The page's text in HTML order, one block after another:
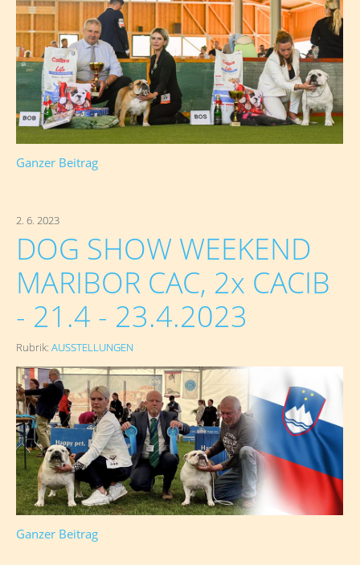
Ganzer Beitrag
2. 6. 2023
DOG SHOW WEEKEND
MARIBOR CAC, 2x CACIB
- 21.4 - 23.4.2023
Rubrik: AUSSTELLUNGEN
Ganzer Beitrag